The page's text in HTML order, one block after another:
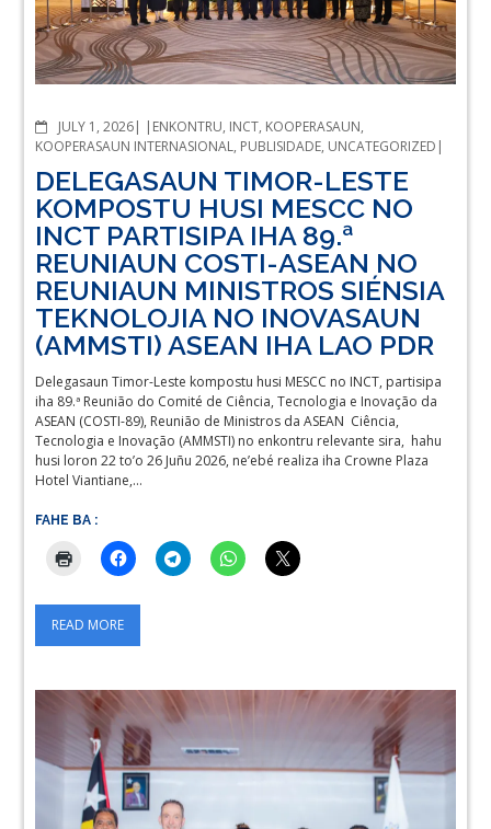
JULY 1, 2026 COMMENTS
ENKONTRU, INCT, KOOPERASAUN,
KOOPERASAUN INTERNASIONAL, PUBLISIDADE, UNCATEGORIZED
DELEGASAUN TIMOR-LESTE
KOMPOSTU HUSI MESCC NO
INCT PARTISIPA IHA 89.ª
REUNIAUN COSTI-ASEAN NO
REUNIAUN MINISTROS SIÉNSIA
TEKNOLOJIA NO INOVASAUN
(AMMSTI) ASEAN IHA LAO PDR
Delegasaun Timor-Leste kompostu husi MESCC no INCT, partisipa
iha 89.ª Reunião do Comité de Ciência, Tecnologia e Inovação da
ASEAN (COSTI-89), Reunião de Ministros da ASEAN Ciência,
Tecnologia e Inovação (AMMSTI) no enkontru relevante sira, hahu
husi loron 22 to’o 26 Juñu 2026, ne’ebé realiza iha Crowne Plaza
Hotel Viantiane,…
FAHE BA :
READ MORE